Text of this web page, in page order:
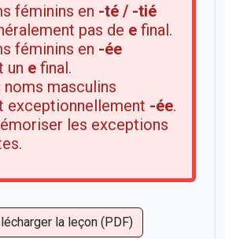
féminins en -té / -tié
pas de e final.
féminins en -ée
un e final.
noms masculins
exceptionnellement -ée.
les exceptions
la leçon (PDF)